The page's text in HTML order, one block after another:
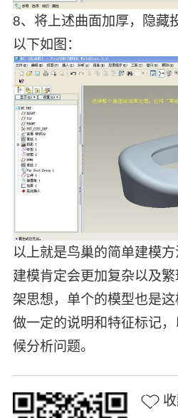
8、将上述曲面加厚，隐藏
以下如图：
以上就是鸟巢的简单建模
建模肯定会更加复杂以及
架思想，单个的模型也是
做一定的说明和特征标记
候分析问题。
收